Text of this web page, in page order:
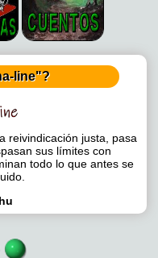
line"?
reivindicación justa, pasa
sus límites con
todo lo que antes se